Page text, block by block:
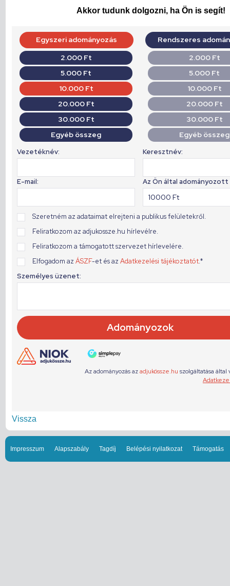
Akkor tudunk dolgozni, ha Ön is segít!
Vissza
Impresszum Alapszabály Tagdíj Belépési nyilatkozat Támogatás